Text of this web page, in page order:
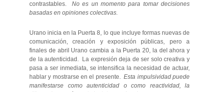
contrastables. No es un momento para tomar decisiones
basadas en opiniones colectivas.
Urano inicia en la Puerta 8, lo que incluye formas nuevas de
comunicación, creación y exposición públicas, pero a
finales de abril Urano cambia a la Puerta 20, la del ahora y
de la autenticidad. La expresión deja de ser solo creativa y
pasa a ser inmediata, se intensifica la necesidad de actuar,
hablar y mostrarse en el presente.Esta impulsividad puede
manifestarse como autenticidad o como reactividad, la